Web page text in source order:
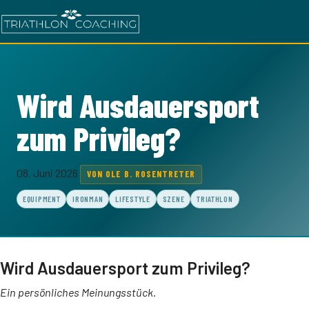
Wird Ausdauersport
zum Privileg?
08. Juni 2026 VON OLE B. ROSENTRETER
EQUIPMENT IRONMAN LIFESTYLE SZENE TRIATHLON
Wird Ausdauersport zum Privileg?
Ein persönliches Meinungsstück.